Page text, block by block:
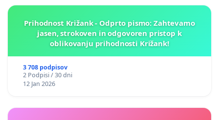
Prihodnost Križank - Odprto pismo: Zahtevamo
jasen, strokoven in odgovoren pristop k
oblikovanju prihodnosti Križank!
3 708 podpisov
2 Podpisi / 30 dni
12 Jan 2026